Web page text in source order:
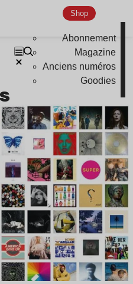
Shop
Abonnement
Magazine
Anciens numéros
Goodies